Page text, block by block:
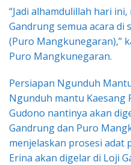
“Jadi alhamdulillah hari
Gandrung semua acara di
(Puro Mangkunegaran),”
Puro Mangkunegaran.
Persiapan Ngunduh
Ngunduh mantu Kaesang
Gudono nantinya akan
Gandrung dan Puro
menjelaskan prosesi adat
Erina akan digelar di Loji